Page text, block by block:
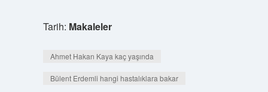
Tarih: Makaleler
Ahmet Hakan Kaya kaç yaşında
Bülent Erdemli hangi hastalıklara bakar